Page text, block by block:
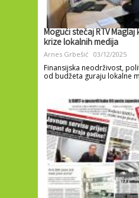
Mogući stečaj RTV
krize lokalnih medija
Arnes Grbešić 03/12/2025
Finansijska neodrživost,
od budžeta guraju lokalne